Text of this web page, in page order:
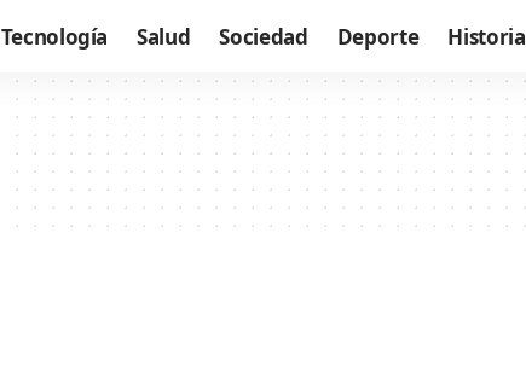
Tecnología Salud Sociedad Deporte Historia